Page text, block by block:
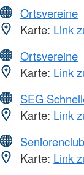
Ortsvereine
Karte: Link
Ortsvereine
Karte: Link
SEG
Karte: Link
Seniorenclub
Karte: Link